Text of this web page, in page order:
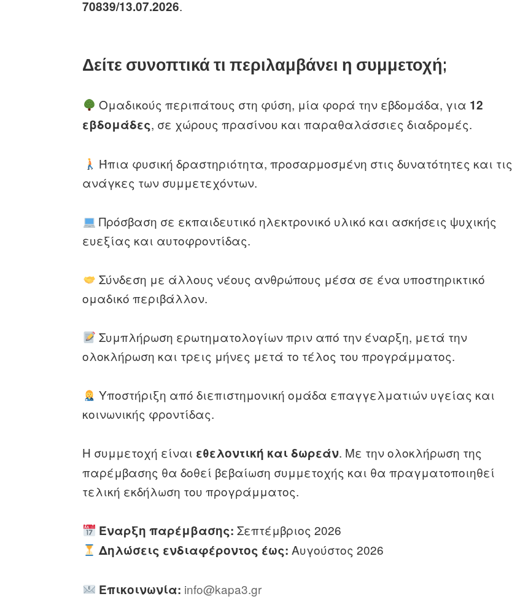
70839/13.07.2026.
Δείτε συνοπτικά τι περιλαμβάνει η συμμετοχή;
Ομαδικούς περιπάτους στη φύση, μία φορά την εβδομάδα, για 12
εβδομάδες, σε χώρους πρασίνου και παραθαλάσσιες διαδρομές.
Ήπια φυσική δραστηριότητα, προσαρμοσμένη στις δυνατότητες και τις
ανάγκες των συμμετεχόντων.
Πρόσβαση σε εκπαιδευτικό ηλεκτρονικό υλικό και ασκήσεις ψυχικής
ευεξίας και αυτοφροντίδας.
Σύνδεση με άλλους νέους ανθρώπους μέσα σε ένα υποστηρικτικό
ομαδικό περιβάλλον.
Συμπλήρωση ερωτηματολογίων πριν από την έναρξη, μετά την
ολοκλήρωση και τρεις μήνες μετά το τέλος του προγράμματος.
Υποστήριξη από διεπιστημονική ομάδα επαγγελματιών υγείας και
κοινωνικής φροντίδας.
Η συμμετοχή είναι εθελοντική και δωρεάν. Με την ολοκλήρωση της
παρέμβασης θα δοθεί βεβαίωση συμμετοχής και θα πραγματοποιηθεί
τελική εκδήλωση του προγράμματος.
Έναρξη παρέμβασης: Σεπτέμβριος 2026
Δηλώσεις ενδιαφέροντος έως: Αυγούστος 2026
Επικοινωνία: info@kapa3.gr